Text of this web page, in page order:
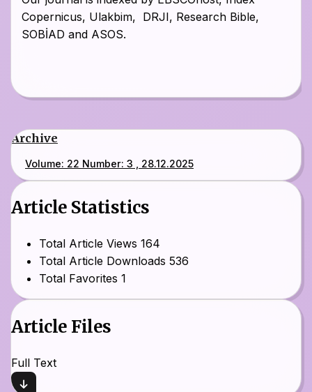
Copernicus, Ulakbim, DRJI, Research Bible,
SOBİAD and ASOS.
Archive
Volume: 22 Number: 3 , 28.12.2025
Article Statistics
Total Article Views 164
Total Article Downloads 536
Total Favorites 1
Article Files
Full Text